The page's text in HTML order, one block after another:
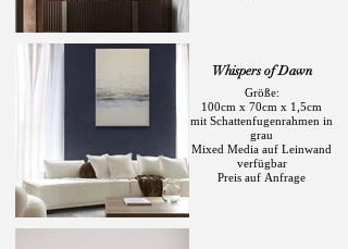
Whispers of Dawn
Größe:
100cm x 70cm x 1,5cm
mit Schattenfugenrahmen in
grau
Mixed Media auf Leinwand
verfügbar
Preis auf Anfrage